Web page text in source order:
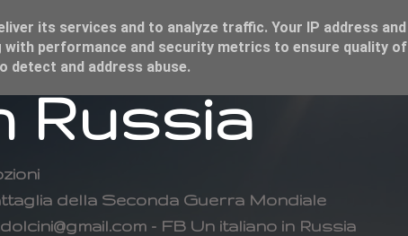
Russia
della Seconda Guerra Mondiale
- FB Un italiano in Russia
its services and to analyze traffic. Your IP address and
with performance and security metrics to ensure quality of
detect and address abuse.